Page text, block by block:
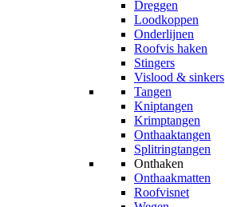
Dreggen
Loodkoppen
Onderlijnen
Roofvis haken
Stingers
Vislood & sinkers
Tangen
Kniptangen
Krimptangen
Onthaaktangen
Splitringtangen
Onthaken
Onthaakmatten
Roofvisnet